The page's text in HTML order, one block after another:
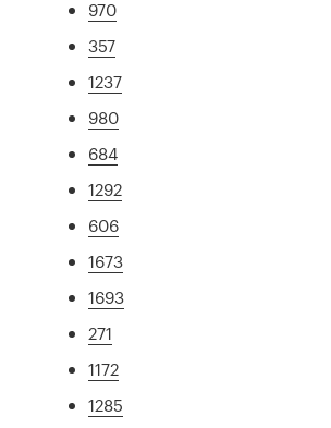
970
357
1237
980
684
1292
606
1673
1693
271
1172
1285